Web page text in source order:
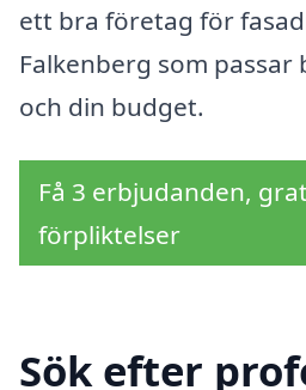
ett bra företag för
Falkenberg som passar
och din budget.
Få 3 erbjudanden,
förpliktelser
Sök efter